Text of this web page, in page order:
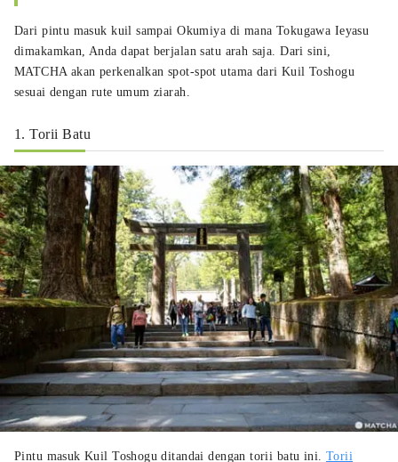
Dari pintu masuk kuil sampai Okumiya di mana Tokugawa Ieyasu
dimakamkan, Anda dapat berjalan satu arah saja. Dari sini,
MATCHA akan perkenalkan spot-spot utama dari Kuil Toshogu
sesuai dengan rute umum ziarah.
1. Torii Batu
Pintu masuk Kuil Toshogu ditandai dengan torii batu ini. Torii